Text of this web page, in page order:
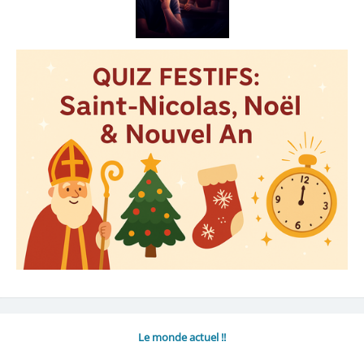
Le monde actuel !!